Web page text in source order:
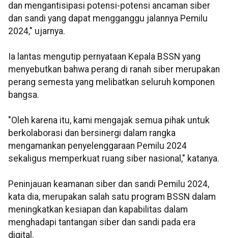
dan mengantisipasi potensi-potensi ancaman siber
dan sandi yang dapat mengganggu jalannya Pemilu
2024," ujarnya.
Ia lantas mengutip pernyataan Kepala BSSN yang
menyebutkan bahwa perang di ranah siber merupakan
perang semesta yang melibatkan seluruh komponen
bangsa.
"Oleh karena itu, kami mengajak semua pihak untuk
berkolaborasi dan bersinergi dalam rangka
mengamankan penyelenggaraan Pemilu 2024
sekaligus memperkuat ruang siber nasional," katanya.
Peninjauan keamanan siber dan sandi Pemilu 2024,
kata dia, merupakan salah satu program BSSN dalam
meningkatkan kesiapan dan kapabilitas dalam
menghadapi tantangan siber dan sandi pada era
digital.